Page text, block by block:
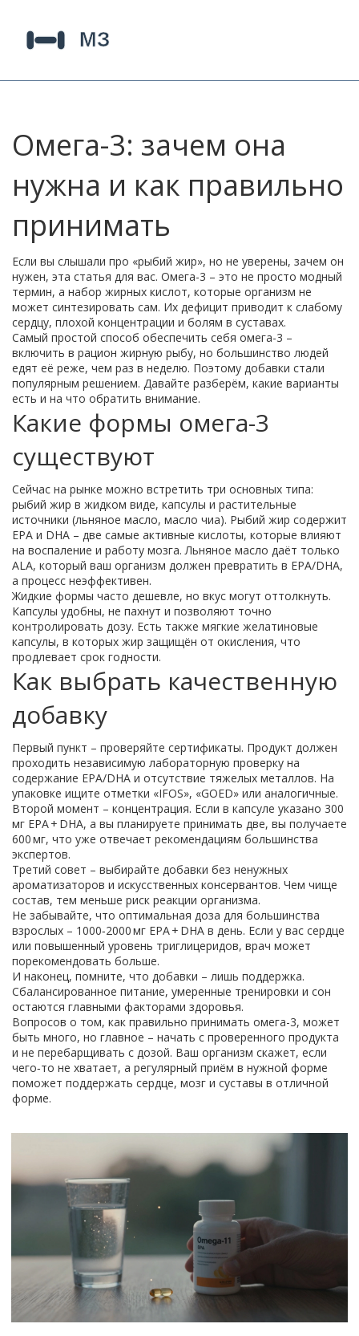
Омега-3: зачем она
нужна и как правильно
принимать
Если вы слышали про «рыбий жир», но не уверены, зачем он
нужен, эта статья для вас. Омега-3 – это не просто модный
термин, а набор жирных кислот, которые организм не
может синтезировать сам. Их дефицит приводит к слабому
сердцу, плохой концентрации и болям в суставах.
Самый простой способ обеспечить себя омега-3 –
включить в рацион жирную рыбу, но большинство людей
едят её реже, чем раз в неделю. Поэтому добавки стали
популярным решением. Давайте разберём, какие варианты
есть и на что обратить внимание.
Какие формы омега-3
существуют
Сейчас на рынке можно встретить три основных типа:
рыбий жир в жидком виде, капсулы и растительные
источники (льняное масло, масло чиа). Рыбий жир содержит
EPA и DHA – две самые активные кислоты, которые влияют
на воспаление и работу мозга. Льняное масло даёт только
ALA, который ваш организм должен превратить в EPA/DHA,
а процесс неэффективен.
Жидкие формы часто дешевле, но вкус могут оттолкнуть.
Капсулы удобны, не пахнут и позволяют точно
контролировать дозу. Есть также мягкие желатиновые
капсулы, в которых жир защищён от окисления, что
продлевает срок годности.
Как выбрать качественную
добавку
Первый пункт – проверяйте сертификаты. Продукт должен
проходить независимую лабораторную проверку на
содержание EPA/DHA и отсутствие тяжелых металлов. На
упаковке ищите отметки «IFOS», «GOED» или аналогичные.
Второй момент – концентрация. Если в капсуле указано 300
мг EPA + DHA, а вы планируете принимать две, вы получаете
600 мг, что уже отвечает рекомендациям большинства
экспертов.
Третий совет – выбирайте добавки без ненужных
ароматизаторов и искусственных консервантов. Чем чище
состав, тем меньше риск реакции организма.
Не забывайте, что оптимальная доза для большинства
взрослых – 1000‑2000 мг EPA + DHA в день. Если у вас сердце
или повышенный уровень триглицеридов, врач может
порекомендовать больше.
И наконец, помните, что добавки – лишь поддержка.
Сбалансированное питание, умеренные тренировки и сон
остаются главными факторами здоровья.
Вопросов о том, как правильно принимать омега-3, может
быть много, но главное – начать с проверенного продукта
и не перебарщивать с дозой. Ваш организм скажет, если
чего‑то не хватает, а регулярный приём в нужной форме
поможет поддержать сердце, мозг и суставы в отличной
форме.